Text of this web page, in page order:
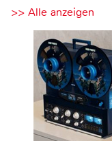
>> Alle anzeigen